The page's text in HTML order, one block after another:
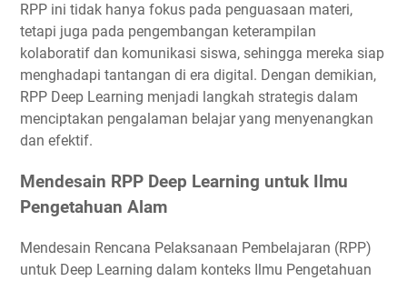
RPP ini tidak hanya fokus pada penguasaan materi,
tetapi juga pada pengembangan keterampilan
kolaboratif dan komunikasi siswa, sehingga mereka siap
menghadapi tantangan di era digital. Dengan demikian,
RPP Deep Learning menjadi langkah strategis dalam
menciptakan pengalaman belajar yang menyenangkan
dan efektif.
Mendesain RPP Deep Learning untuk Ilmu
Pengetahuan Alam
Mendesain Rencana Pelaksanaan Pembelajaran (RPP)
untuk Deep Learning dalam konteks Ilmu Pengetahuan